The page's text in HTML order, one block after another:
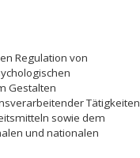
Regulation von
Gestalten
Tätigkeiten
sowie dem
und nationalen